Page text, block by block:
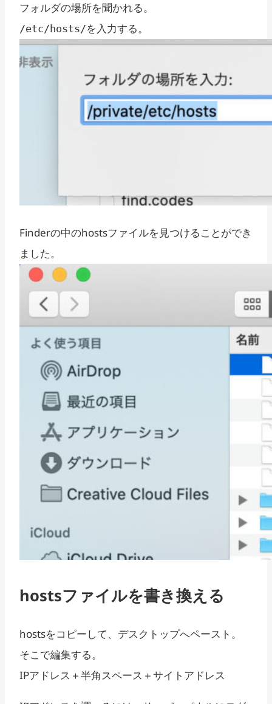
フォルダの場所を聞かれる。
/etc/hosts/を入力する。
Finderの中のhostsファイルを見つけることができ
ました。
hostsファイルを書き換える
hostsをコピーして、デスクトップへペースト。
そこで編集する。
IPアドレス＋半角スペース＋サイトアドレス